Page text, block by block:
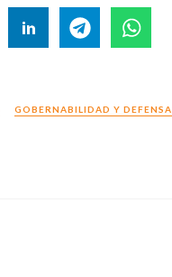
GOBERNABILIDAD Y DEFENSA